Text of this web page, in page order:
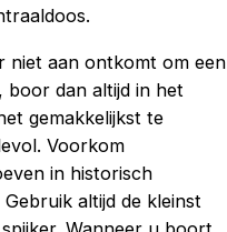
niet aan ontkomt om een
boor dan altijd in het
gemakkelijkst te
Voorkom
in historisch
altijd de kleinst